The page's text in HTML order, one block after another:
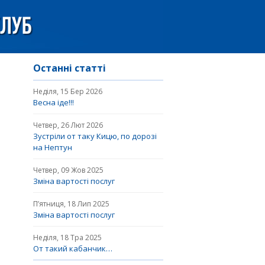
Останні статті
Неділя, 15 Бер 2026
Весна іде!!!
Четвер, 26 Лют 2026
Зустріли от таку Кицю, по дорозі
на Нептун
Четвер, 09 Жов 2025
Зміна вартості послуг
П’ятниця, 18 Лип 2025
Зміна вартості послуг
Неділя, 18 Тра 2025
От такий кабанчик…